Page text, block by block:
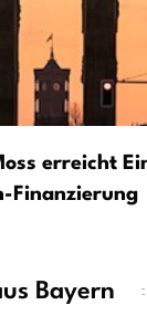
erreicht
Finanzierung
Bayern